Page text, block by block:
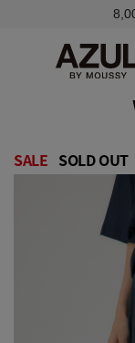
SALE SOLD OUT